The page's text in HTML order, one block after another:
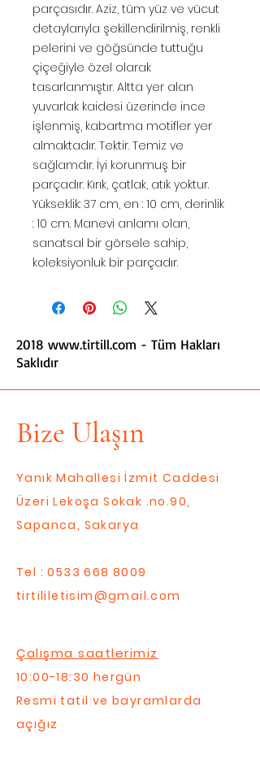
parçasıdır. Aziz, tüm yüz ve vücut
detaylarıyla şekillendirilmiş, renkli
pelerini ve göğsünde tuttuğu
çiçeğiyle özel olarak
tasarlanmıştır. Altta yer alan
yuvarlak kaidesi üzerinde ince
işlenmiş, kabartma motifler yer
almaktadır. Tektir. Temiz ve
sağlamdır. İyi korunmuş bir
parçadır. Kırık, çatlak, atık yoktur.
Yükseklik: 37 cm, en : 10 cm, derinlik
: 10 cm. Manevi anlamı olan,
sanatsal bir görsele sahip,
koleksiyonluk bir parçadır.
2018 www.tirtill.com - Tüm Hakları
Saklıdır
Bize Ulaşın
Yanık Mahallesi İzmit Caddesi
Üzeri Lekoşa Sokak .no.90,
Sapanca, Sakarya
Tel :0533 668 8009
tirtililetisim@gmail.com
Çalışma saatlerimiz
10:00-18:30 hergün
Resmi tatil ve bayramlarda
açığız